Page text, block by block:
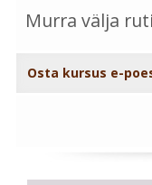
Murra välja
Osta kursus e-